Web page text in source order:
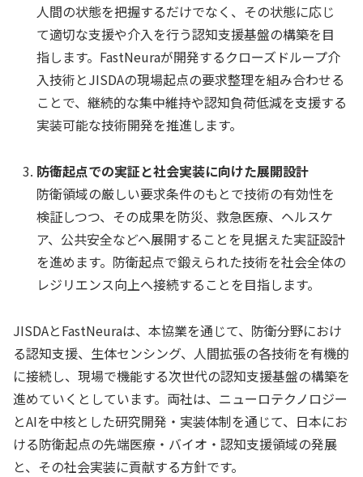
人間の状態を把握するだけでなく、その状態に応じ
て適切な支援や介入を行う認知支援基盤の構築を目
指します。FastNeuraが開発するクローズドループ介
入技術とJISDAの現場起点の要求整理を組み合わせる
ことで、継続的な集中維持や認知負荷低減を支援する
実装可能な技術開発を推進します。
防衛起点での実証と社会実装に向けた展開設計
防衛領域の厳しい要求条件のもとで技術の有効性を
検証しつつ、その成果を防災、救急医療、ヘルスケ
ア、公共安全などへ展開することを見据えた実証設計
を進めます。防衛起点で鍛えられた技術を社会全体の
レジリエンス向上へ接続することを目指します。
JISDAとFastNeuraは、本協業を通じて、防衛分野におけ
る認知支援、生体センシング、人間拡張の各技術を有機的
に接続し、現場で機能する次世代の認知支援基盤の構築を
進めていくとしています。両社は、ニューロテクノロジー
とAIを中核とした研究開発・実装体制を通じて、日本にお
ける防衛起点の先端医療・バイオ・認知支援領域の発展
と、その社会実装に貢献する方針です。